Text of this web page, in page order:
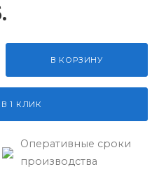
В КОРЗИНУ
1 КЛИК
Оперативные сроки
производства